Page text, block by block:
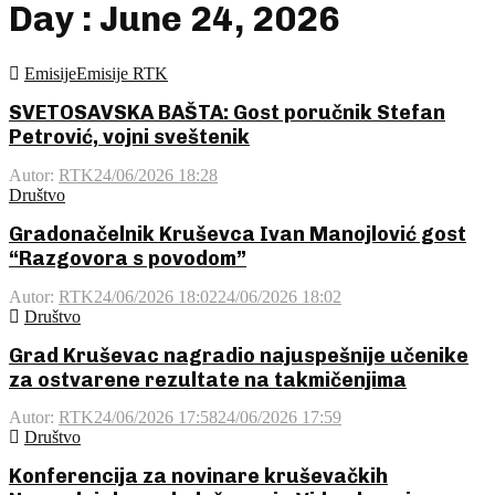
Day : June 24, 2026
EmisijeEmisije RTK
SVETOSAVSKA BAŠTA: Gost poručnik Stefan
Petrović, vojni sveštenik
Autor: RTK24/06/2026 18:28
Društvo
Gradonačelnik Kruševca Ivan Manojlović gost
“Razgovora s povodom”
Autor: RTK24/06/2026 18:0224/06/2026 18:02
Društvo
Grad Kruševac nagradio najuspešnije učenike
za ostvarene rezultate na takmičenjima
Autor: RTK24/06/2026 17:5824/06/2026 17:59
Društvo
Konferencija za novinare kruševačkih